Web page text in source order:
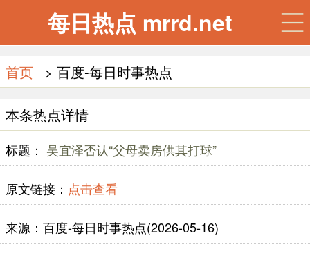
每日热点 mrrd.net
首页 > 百度-每日时事热点
本条热点详情
标题： 吴宜泽否认“父母卖房供其打球”
原文链接： 点击查看
来源：百度-每日时事热点(2026-05-16)